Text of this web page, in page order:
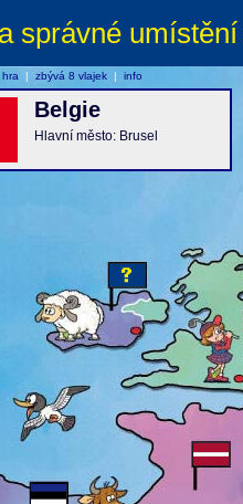
správné
Belgie
Hlavní město: Brusel
| zbývá 8 vlajek | info